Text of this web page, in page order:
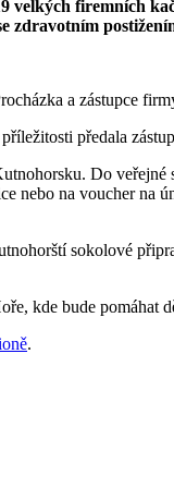
firemních
zdravotním
a zástupce
předala
Do
na voucher na
sokolové
kde bude pomáhat
.